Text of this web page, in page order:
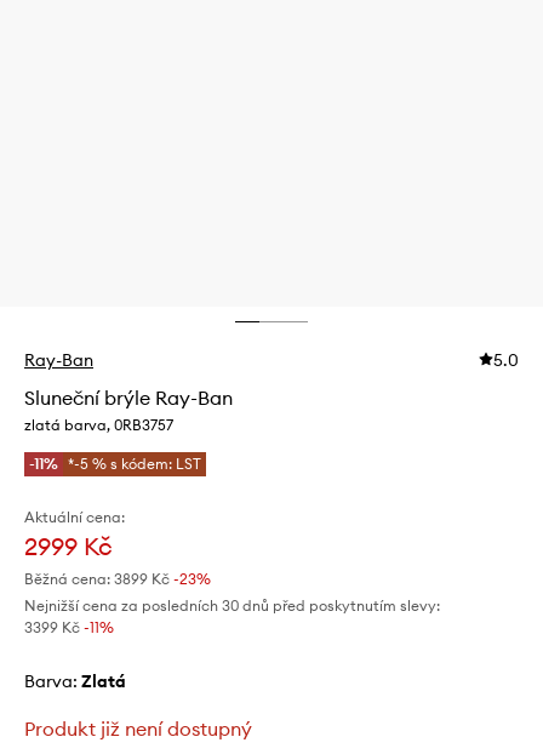
Ray-Ban 5.0
Sluneční brýle Ray-Ban
zlatá barva, 0RB3757
-11% *-5 % s kódem: LST
Aktuální cena:
2999 Kč
Běžná cena: 3899 Kč -23%
Nejnižší cena za posledních 30 dnů před poskytnutím slevy:
3399 Kč -11%
Barva: zlatá
Produkt již není dostupný